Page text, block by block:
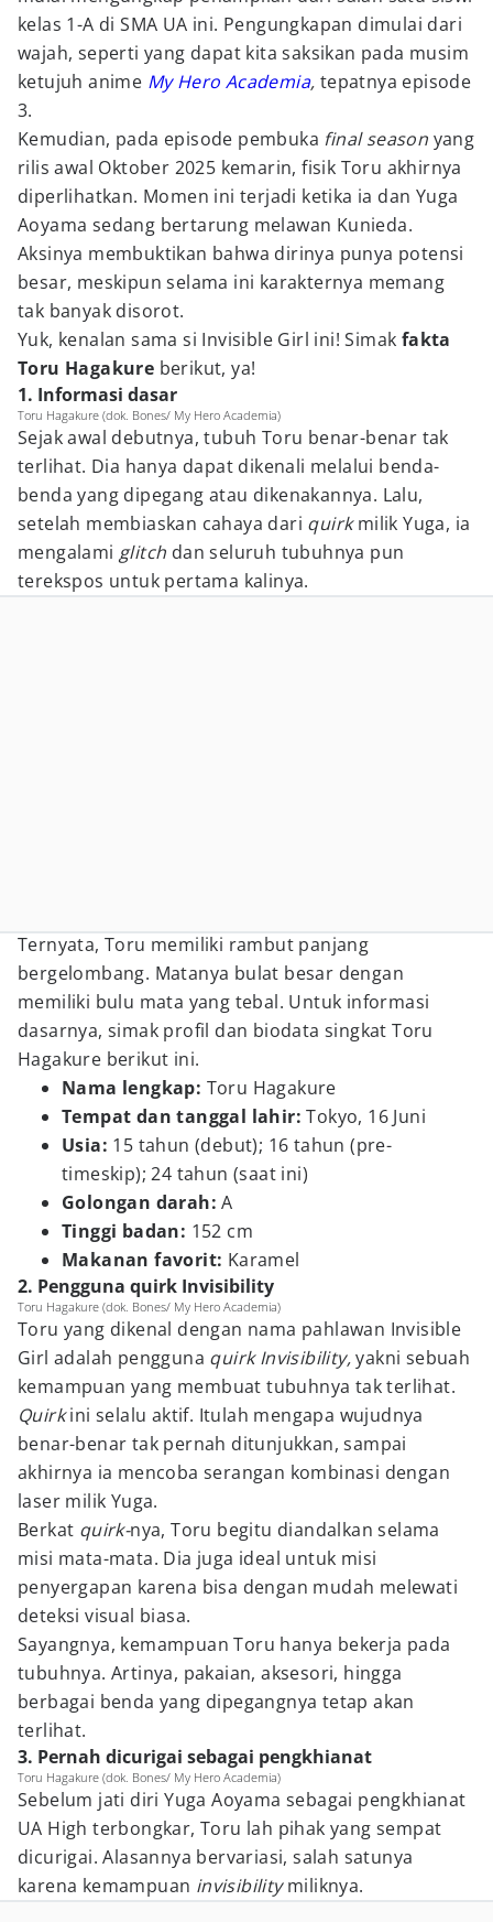
kelas 1-A di SMA UA ini. Pengungkapan dimulai dari
wajah, seperti yang dapat kita saksikan pada musim
ketujuh anime My Hero Academia, tepatnya episode
3.
Kemudian, pada episode pembuka final season yang
rilis awal Oktober 2025 kemarin, fisik Toru akhirnya
diperlihatkan. Momen ini terjadi ketika ia dan Yuga
Aoyama sedang bertarung melawan Kunieda.
Aksinya membuktikan bahwa dirinya punya potensi
besar, meskipun selama ini karakternya memang
tak banyak disorot.
Yuk, kenalan sama si Invisible Girl ini! Simak fakta
Toru Hagakure berikut, ya!
1. Informasi dasar
Toru Hagakure (dok. Bones/ My Hero Academia)
Sejak awal debutnya, tubuh Toru benar-benar tak
terlihat. Dia hanya dapat dikenali melalui benda-
benda yang dipegang atau dikenakannya. Lalu,
setelah membiaskan cahaya dari quirkmilik Yuga, ia
mengalami glitch dan seluruh tubuhnya pun
terekspos untuk pertama kalinya.
Ternyata, Toru memiliki rambut panjang
bergelombang. Matanya bulat besar dengan
memiliki bulu mata yang tebal. Untuk informasi
dasarnya, simak profil dan biodata singkat Toru
Hagakure berikut ini.
Nama lengkap: Toru Hagakure
Tempat dan tanggal lahir:Tokyo, 16 Juni
Usia: 15 tahun (debut); 16 tahun (pre-
timeskip); 24 tahun (saat ini)
Golongan darah:A
Tinggi badan: 152 cm
Makanan favorit: Karamel
2. Pengguna quirk Invisibility
Toru Hagakure (dok. Bones/ My Hero Academia)
Toru yang dikenal dengan nama pahlawan Invisible
Girl adalah pengguna quirk Invisibility,yakni sebuah
kemampuan yang membuat tubuhnya tak terlihat.
Quirkini selalu aktif. Itulah mengapa wujudnya
benar-benar tak pernah ditunjukkan, sampai
akhirnya ia mencoba serangan kombinasi dengan
laser milik Yuga.
Berkat quirk-nya, Toru begitu diandalkan selama
misi mata-mata. Dia juga ideal untuk misi
penyergapan karena bisa dengan mudah melewati
deteksi visual biasa.
Sayangnya, kemampuan Toru hanya bekerja pada
tubuhnya. Artinya, pakaian, aksesori, hingga
berbagai benda yang dipegangnya tetap akan
terlihat.
3. Pernah dicurigai sebagai pengkhianat
Toru Hagakure (dok. Bones/ My Hero Academia)
Sebelum jati diri Yuga Aoyama sebagai pengkhianat
UA High terbongkar, Toru lah pihak yang sempat
dicurigai. Alasannya bervariasi, salah satunya
karena kemampuan invisibilitymiliknya.